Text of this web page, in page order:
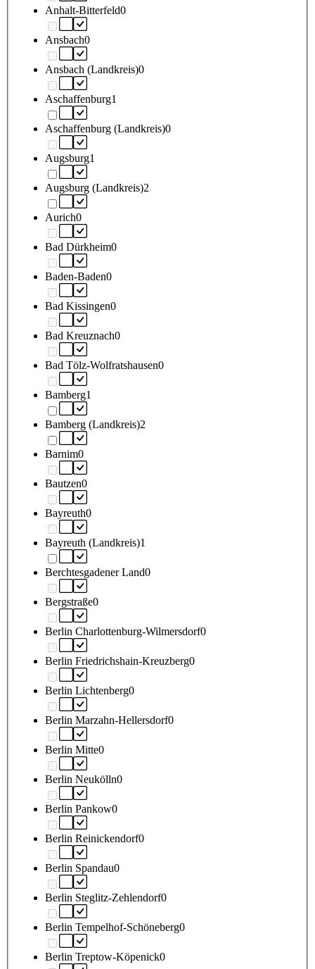
Anhalt-Bitterfeld0
Ansbach0
Ansbach (Landkreis)0
Aschaffenburg1
Aschaffenburg (Landkreis)0
Augsburg1
Augsburg (Landkreis)2
Aurich0
Bad Dürkheim0
Baden-Baden0
Bad Kissingen0
Bad Kreuznach0
Bad Tölz-Wolfratshausen0
Bamberg1
Bamberg (Landkreis)2
Barnim0
Bautzen0
Bayreuth0
Bayreuth (Landkreis)1
Berchtesgadener Land0
Bergstraße0
Berlin Charlottenburg-Wilmersdorf0
Berlin Friedrichshain-Kreuzberg0
Berlin Lichtenberg0
Berlin Marzahn-Hellersdorf0
Berlin Mitte0
Berlin Neukölln0
Berlin Pankow0
Berlin Reinickendorf0
Berlin Spandau0
Berlin Steglitz-Zehlendorf0
Berlin Tempelhof-Schöneberg0
Berlin Treptow-Köpenick0